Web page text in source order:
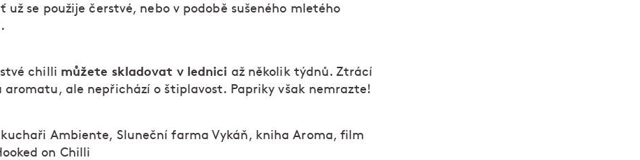
už se použije čerstvé, nebo v podobě sušeného mletého
chilli můžete skladovat v lednici až několik týdnů. Ztrácí
aromatu, ale nepřichází o štiplavost. Papriky však nemrazte!
kuchaři Ambiente, Sluneční farma Vykáň, kniha Aroma, film
on Chilli